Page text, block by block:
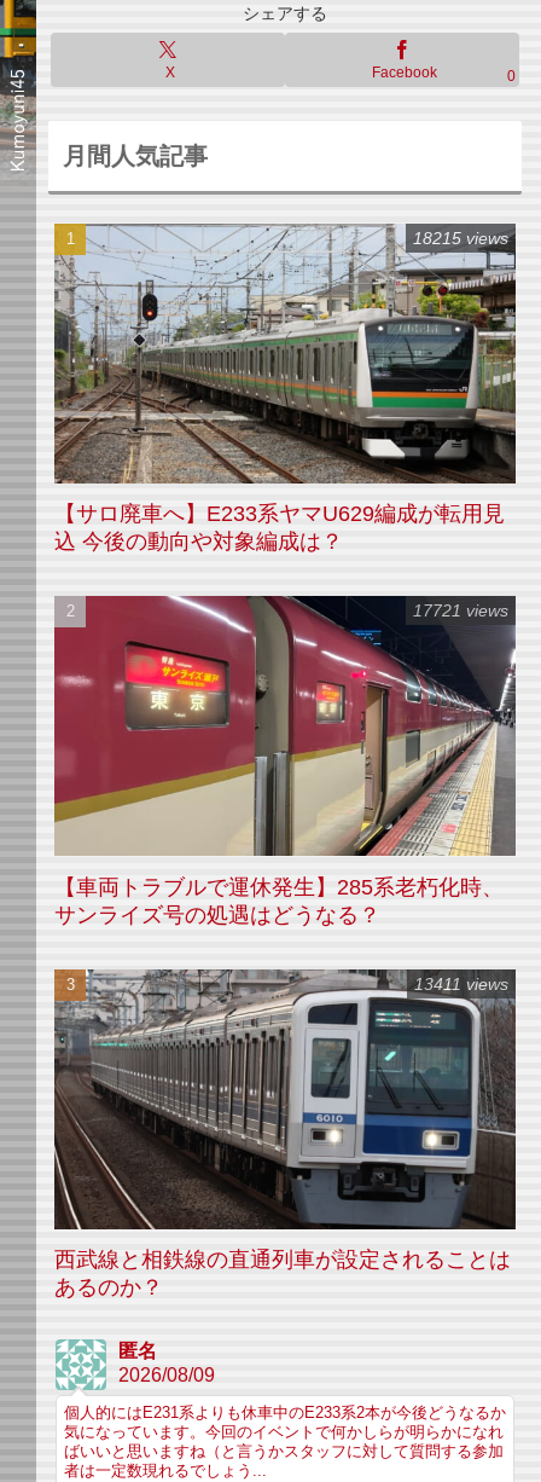
シェアする
X Facebook 0
月間人気記事
【サロ廃車へ】E233系ヤマU629編成が転用見
込 今後の動向や対象編成は？
18215 views
【車両トラブルで運休発生】285系老朽化時、
サンライズ号の処遇はどうなる？
17721 views
西武線と相鉄線の直通列車が設定されることは
あるのか？
13411 views
匿名
2026/08/09
個人的にはE231系よりも休車中のE233系2本が今後どうなるか
気になっています。今回のイベントで何かしらが明らかになれ
ばいいと思いますね（と言うかスタッフに対して質問する参加
者は一定数現れるでしょう...